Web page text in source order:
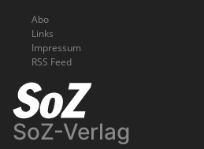
Abo
Links
Impressum
RSS Feed
SoZ-Verlag